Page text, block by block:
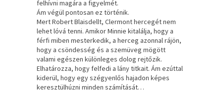
felhívni magára a figyelmét.
Ám végül pontosan ez történik.
Mert Robert Blaisdellt, Clermont hercegét nem
lehet lóvá tenni. Amikor Minnie kitalálja, hogy a
férfi miben mesterkedik, a herceg azonnal rájön,
hogy a csöndesség és a szemüveg mögött
valami egészen különleges dolog rejtőzik.
Elhatározza, hogy felfedi a lány titkait. Ám ezúttal
kiderül, hogy egy szégyenlős hajadon képes
keresztülhúzni minden számítását…